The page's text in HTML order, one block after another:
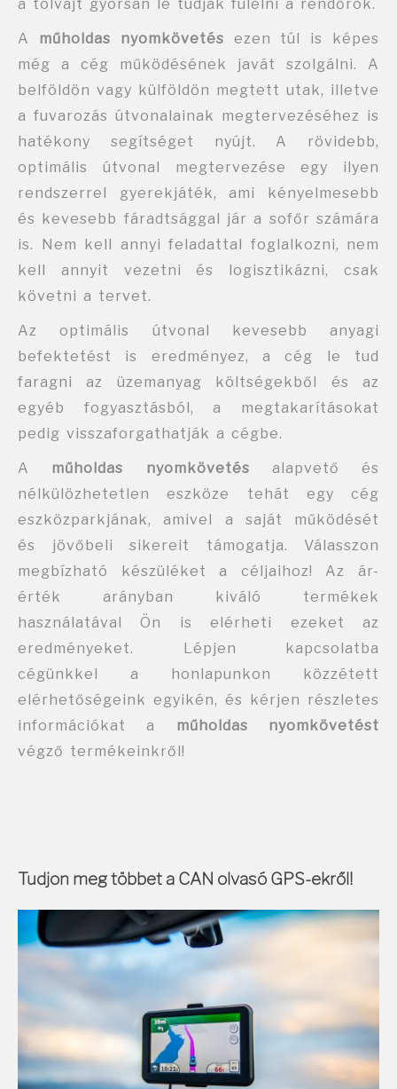
a tolvajt gyorsan le tudják fülelni a rendőrök.
A műholdas nyomkövetés ezen túl is képes
még a cég működésének javát szolgálni. A
belföldön vagy külföldön megtett utak, illetve
a fuvarozás útvonalainak megtervezéséhez is
hatékony segítséget nyújt. A rövidebb,
optimális útvonal megtervezése egy ilyen
rendszerrel gyerekjáték, ami kényelmesebb
és kevesebb fáradtsággal jár a sofőr számára
is. Nem kell annyi feladattal foglalkozni, nem
kell annyit vezetni és logisztikázni, csak
követni a tervet.
Az optimális útvonal kevesebb anyagi
befektetést is eredményez, a cég le tud
faragni az üzemanyag költségekből és az
egyéb fogyasztásból, a megtakarításokat
pedig visszaforgathatják a cégbe.
A műholdas nyomkövetés alapvető és
nélkülözhetetlen eszköze tehát egy cég
eszközparkjának, amivel a saját működését
és jövőbeli sikereit támogatja. Válasszon
megbízható készüléket a céljaihoz! Az ár-
érték arányban kiváló termékek
használatával Ön is elérheti ezeket az
eredményeket. Lépjen kapcsolatba
cégünkkel a honlapunkon közzétett
elérhetőségeink egyikén, és kérjen részletes
információkat a műholdas nyomkövetést
végző termékeinkről!
Tudjon meg többet a CAN olvasó GPS-ekről!